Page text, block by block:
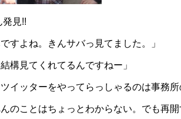
発見!!
すよね。きんサバっ見てました。」
構見てくれてるんですねー」
イッターをやってらっしゃるのは事務所
のことはちょっとわからない。でも再開